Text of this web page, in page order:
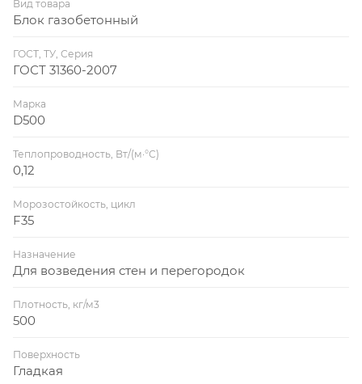
Вид товара
Блок газобетонный
ГОСТ, ТУ, Серия
ГОСТ 31360-2007
Марка
D500
Теплопроводность, Вт/(м·°С)
0,12
Морозостойкость, цикл
F35
Назначение
Для возведения стен и перегородок
Плотность, кг/м3
500
Поверхность
Гладкая